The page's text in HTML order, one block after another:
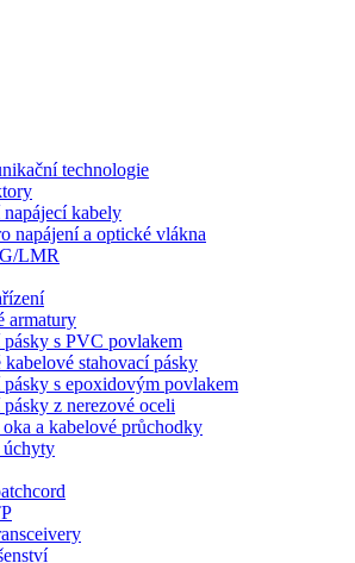
technologie
kabely
napájení a optické vlákna
LMR
armatury
pásky s PVC povlakem
stahovací pásky
pásky s epoxidovým povlakem
pásky z nerezové oceli
a kabelové průchodky